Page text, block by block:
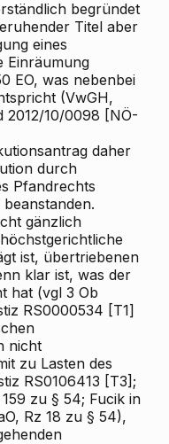
begründet
Titel aber
eines
Einräumung
EO, was nebenbei
(VwGH,
2012/10/0098 [NÖ-
daher
durch
Pfandrechts
gänzlich
ist, übertriebenen
klar ist, was der
hat (vgl 3 Ob
RS0000534 [T1]
nicht
zu Lasten des
RS0106413 [T3];
159 zu § 54; Fucik in
Rz 18 zu § 54),